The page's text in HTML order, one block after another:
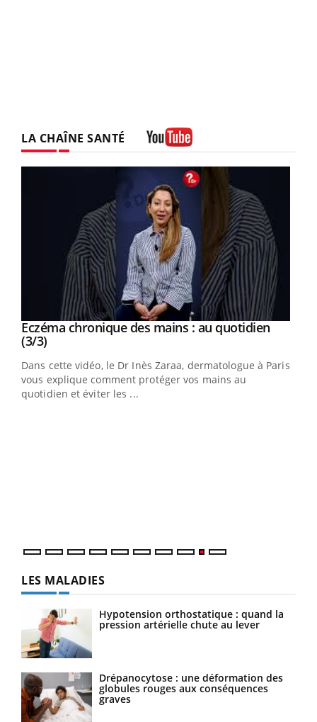
LA CHAÎNE SANTÉ
Youtube
Youtube
Eczéma chronique des mains : au quotidien
(3/3)Youtube
Dans cette vidéo, le Dr Inès Zaraa, dermatologue à Paris,
vous explique comment protéger vos mains au
quotidien et éviter les ...
LES MALADIES
Hypotension orthostatique : quand la
pression artérielle chute au lever
Drépanocytose : une déformation des
globules rouges aux conséquences
graves